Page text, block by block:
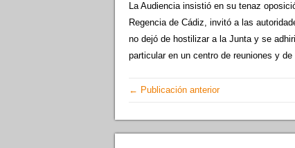
La Audiencia insistió en su tenaz
Regencia de Cádiz, invitó a las
no dejó de hostilizar a la Junta y se
particular en un centro de reuniones y de
← Publicación anterior